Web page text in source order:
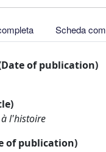
Scheda
of publication)
à l'histoire
of publication)